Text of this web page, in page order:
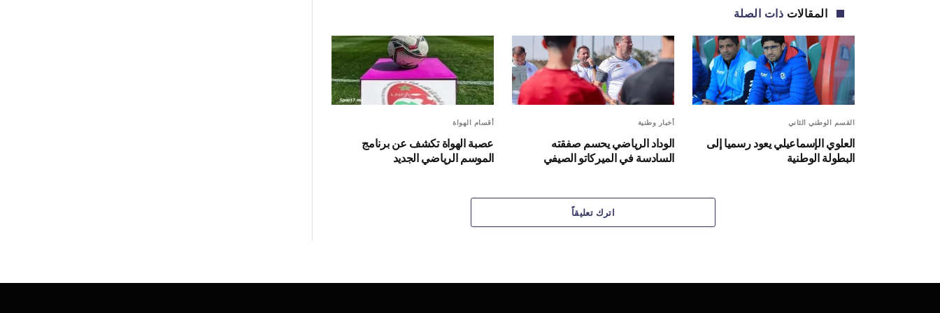
المقالات ذات الصلة
القسم الوطني الثاني
العلوي الإسماعيلي يعود رسميا إلى
البطولة الوطنية
أخبار وطنية
الوداد الرياضي يحسم صفقته
السادسة في الميركاتو الصيفي
أقسام الهواة
عصبة الهواة تكشف عن برنامج
الموسم الرياضي الجديد
اترك تعليقاً